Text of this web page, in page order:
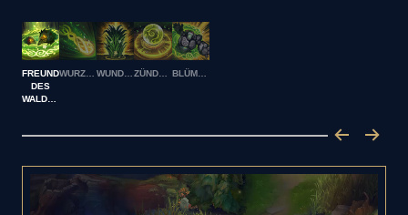
FREUND
DES
BLÜMCHEN!